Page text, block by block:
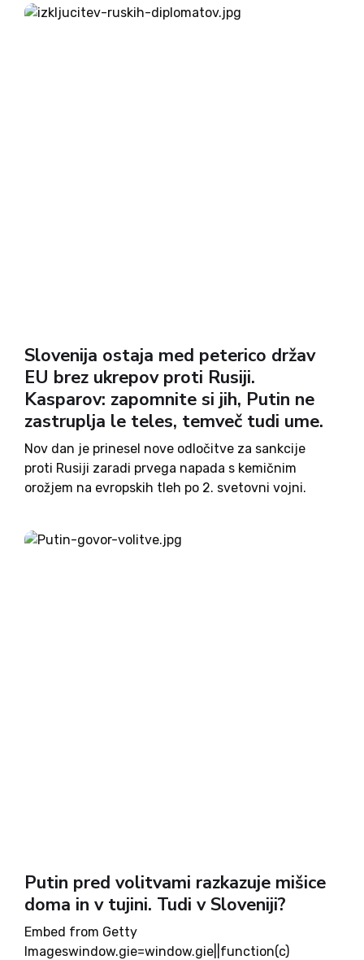
YEQAFfs=,w:594px,h:396px,items:932847876,cap
Slovenija ostaja med peterico držav
EU brez ukrepov proti Rusiji.
Kasparov: zapomnite si jih, Putin ne
zastruplja le teles, temveč tudi ume.
Nov dan je prinesel nove odločitve za sankcije
proti Rusiji zaradi prvega napada s kemičnim
orožjem na evropskih tleh po 2. svetovni vojni.
svoje veleposlanike. A Slovenija ostaja med zgolj
peterico držav EU, ki...
Putin pred volitvami razkazuje mišice
doma in v tujini. Tudi v Sloveniji?
Embed from Getty
Imageswindow.gie=window.gie||function(c)